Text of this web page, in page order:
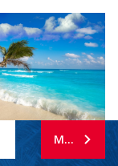
MA